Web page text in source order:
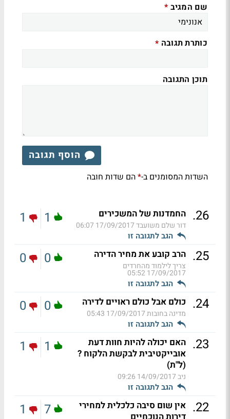
שם המגיב *
כותרת תגובה *
תוכן התגובה
הוסף תגובה
השדות המסומנים ב-*הם שדות חובה
26
. החמדנות של המשכירים
דור שלם משועבד17/09/2017 06:07
הגב לתגובה זו
1
1
25
. הרב קובע את מחיר הדירה
צריך לילמוד מהחרדים
17/09/2017 05:52
הגב לתגובה זו
0
0
24
. כולם אבל כולם ראויים לדירה
מדינה בחובות17/09/2017 05:43
הגב לתגובה זו
0
0
23
. האם יכולה להיות חוות דעת
אובייקטיבית לבקשת הלקוח ?
(ל"ת)
ניב14/09/2017 09:26
הגב לתגובה זו
1
1
22
. אין שום סיבה כלכלית למחירי
7
1